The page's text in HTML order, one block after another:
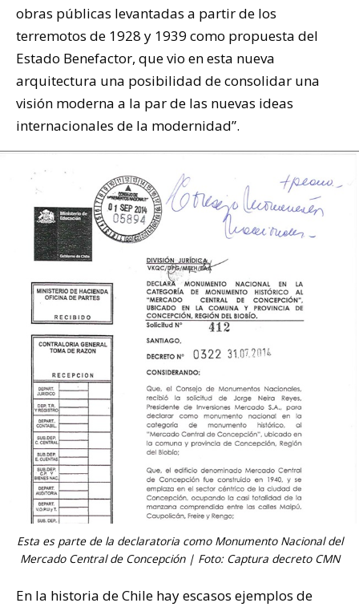
obras públicas levantadas a partir de los
terremotos de 1928 y 1939 como propuesta del
Estado Benefactor, que vio en esta nueva
arquitectura una posibilidad de consolidar una
visión moderna a la par de las nuevas ideas
internacionales de la modernidad”.
Esta es parte de la declaratoria como Monumento Nacional del
Mercado Central de Concepción | Foto: Captura decreto CMN
En la historia de Chile hay escasos ejemplos de